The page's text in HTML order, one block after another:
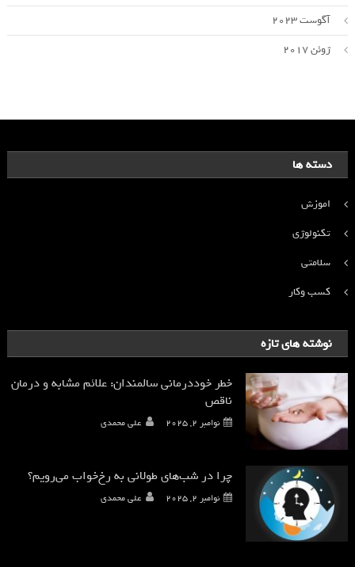
آگوست 2023
ژوئن 2017
دسته ها
اموزش
تکنولوژی
سلامتی
کسب وکار
نوشته های تازه
خطر خوددرمانی سالمندان: علائم مشابه و درمان
ناقص
نوامبر 2, 2025 علی محمدی
چرا در شب‌های طولانی به رخ‌خواب می‌رویم؟
نوامبر 2, 2025 علی محمدی